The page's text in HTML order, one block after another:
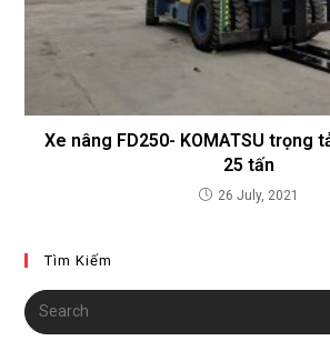
Xe nâng FD250- KOMATSU trọng
25 tấn
26 July, 2021
Tìm Kiếm